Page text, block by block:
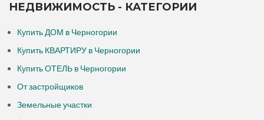
НЕДВИЖИМОСТЬ - КАТЕГОРИИ
Купить ДОМ в Черногории
Купить КВАРТИРУ в Черногории
Купить ОТЕЛЬ в Черногории
От застройщиков
Земельные участки